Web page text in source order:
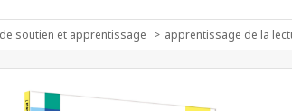
soutien et apprentissage apprentissage de la